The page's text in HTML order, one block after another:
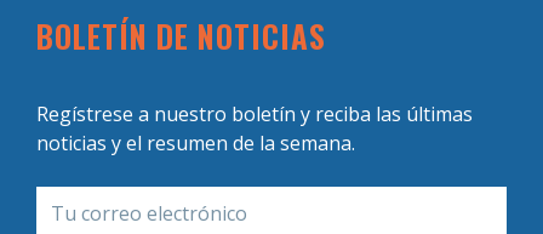
BOLETÍN DE NOTICIAS
Regístrese a nuestro boletín y reciba las últimas
noticias y el resumen de la semana.